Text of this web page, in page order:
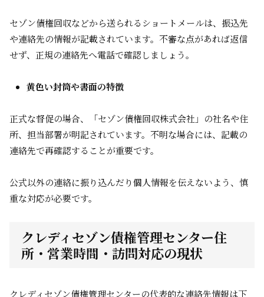
セゾン債権回収などから送られるショートメールは、振込先
や連絡先の情報が記載されています。不審な点があれば返信
せず、正規の連絡先へ電話で確認しましょう。
黄色い封筒や書面の特徴
正式な督促の場合、「セゾン債権回収株式会社」の社名や住
所、担当部署が明記されています。不明な場合には、記載の
連絡先で再確認することが重要です。
公式以外の連絡に振り込んだり個人情報を伝えないよう、慎
重な対応が必要です。
クレディセゾン債権管理センター住
所・営業時間・訪問対応の現状
クレディセゾン債権管理センターの代表的な連絡先情報は下